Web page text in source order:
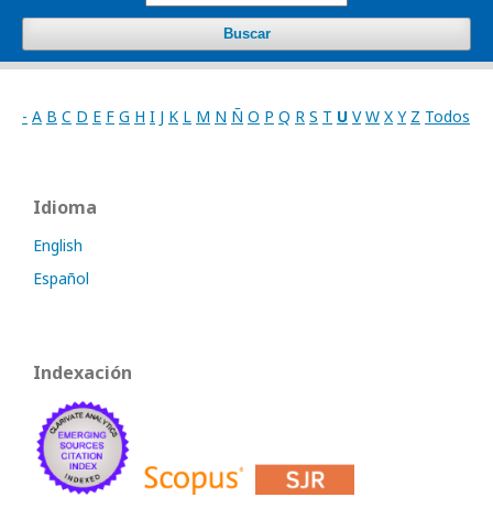
Buscar
- A B C D E F G H I J K L M N Ñ O P Q R S T U V W X Y Z Todos
Idioma
English
Español
Indexación